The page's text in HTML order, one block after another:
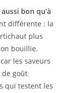
bon qu’à
différente : la
plus
bouillie.
les saveurs
de goût
qui testent les